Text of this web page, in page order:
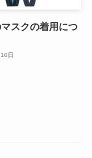
スクの着用につ
日